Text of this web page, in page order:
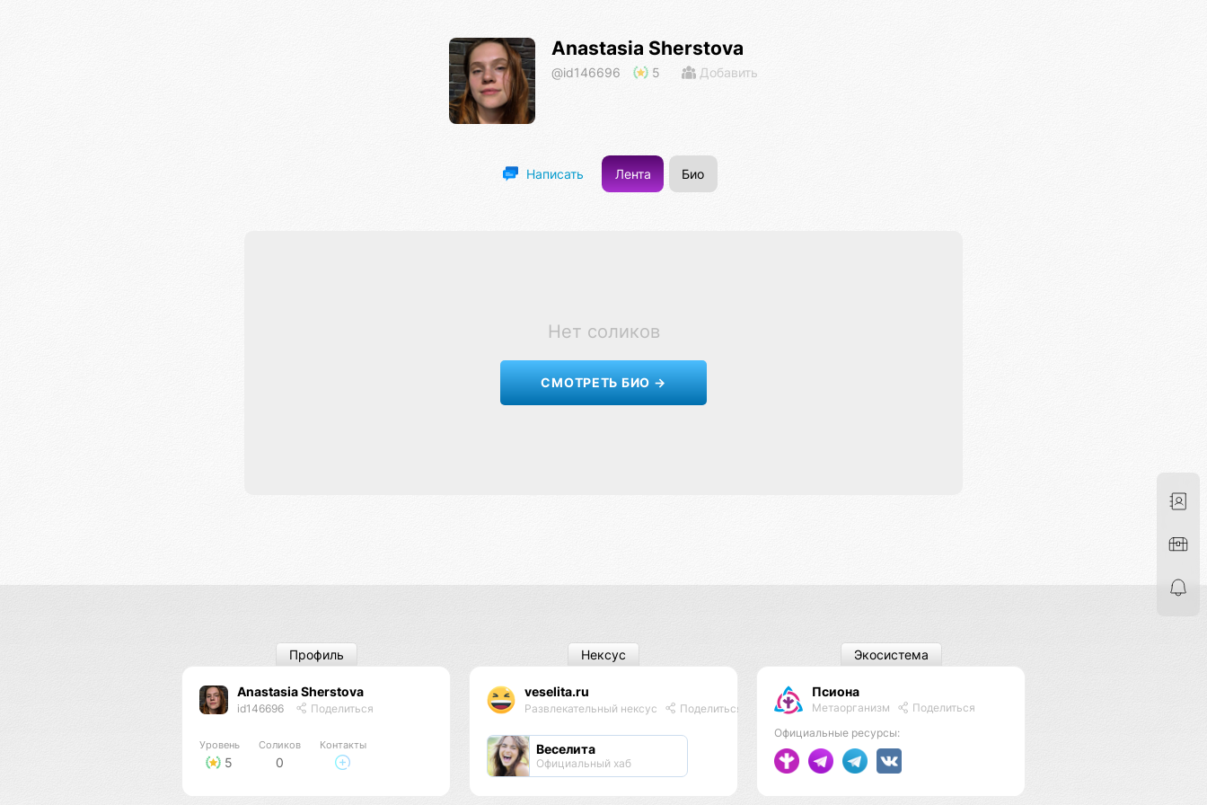
Anastasia Sherstova
@id146696 5 Добавить
Написать Лента Био
Нет соликов
СМОТРЕТЬ БИО →
Anastasia Sherstova
id146696 Поделиться
Уровень
5
Соликов
0
Контакты
Профиль
veselita.ru
Развлекательный нексус Поделиться
Веселита
Официальный хаб
Нексус
Псиона
Метаорганизм
Поделиться
Официальные ресурсы:
Экосистема